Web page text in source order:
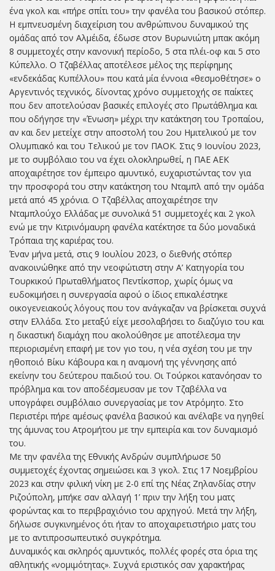
ένα γκολ και «πήρε σπίτι του» την φανέλα του βασικού στόπερ.
Η εμπνευσμένη διαχείριση του ανθρώπινου δυναμικού της
ομάδας από τον Αλμέιδα, έδωσε στον Βυρωνιώτη μπακ ακόμη
8 συμμετοχές στην κανονική περίοδο, 5 στα πλέι-οφ και 5 στο
Κύπελλο. Ο Τζαβέλλας αποτέλεσε μέλος της περίφημης
«ενδεκάδας Κυπέλλου» που κατά μία έννοια «θεσμοθέτησε» ο
Αργεντινός τεχνικός, δίνοντας χρόνο συμμετοχής σε παίκτες
που δεν αποτελούσαν βασικές επιλογές στο Πρωτάθλημα και
που οδήγησε την «Ένωση» μέχρι την κατάκτηση του Τροπαίου,
αν και δεν μετείχε στην αποστολή του 2ου Ημιτελικού με τον
Ολυμπιακό και του Τελικού με τον ΠΑΟΚ. Στις 9 Ιουνίου 2023,
με το συμβόλαιο του να έχει ολοκληρωθεί, η ΠΑΕ ΑΕΚ
αποχαιρέτησε τον έμπειρο αμυντικό, ευχαριστώντας τον για
την προσφορά του στην κατάκτηση του Νταμπλ από την ομάδα
μετά από 45 χρόνια. Ο Τζαβέλλας αποχαιρέτησε την
Νταμπλούχο Ελλάδας με συνολικά 51 συμμετοχές και 2 γκολ
ενώ με την Κιτρινόμαυρη φανέλα κατέκτησε τα δύο μοναδικά
Τρόπαια της καριέρας του.
Έναν μήνα μετά, στις 9 Ιουλίου 2023, ο διεθνής στόπερ
ανακοινώθηκε από την νεοφώτιστη στην Α’ Κατηγορία του
Τουρκικού Πρωταθλήματος Πεντίκσπορ, χωρίς όμως να
ευδοκιμήσει η συνεργασία αφού ο ίδιος επικαλέστηκε
οικογενειακούς λόγους που τον ανάγκαζαν να βρίσκεται συχνά
στην Ελλάδα. Στο μεταξύ είχε μεσολαβήσει το διαζύγιο του και
η δικαστική διαμάχη που ακολούθησε με αποτέλεσμα την
περιορισμένη επαφή με τον γιο του, η νέα σχέση του με την
ηθοποιό Βίκυ Κάβουρα και η αναμονή της γέννησης από
εκείνην του δεύτερου παιδιού του. Οι Τούρκοι κατανόησαν το
πρόβλημα και τον αποδέσμευσαν με τον Τζαβέλλα να
υπογράφει συμβόλαιο συνεργασίας με τον Ατρόμητο. Στο
Περιστέρι πήρε αμέσως φανέλα βασικού και ανέλαβε να ηγηθεί
της άμυνας του Ατρομήτου με την εμπειρία και τον δυναμισμό
του.
Με την φανέλα της Εθνικής Ανδρών συμπλήρωσε 50
συμμετοχές έχοντας σημειώσει και 3 γκολ. Στις 17 Νοεμβρίου
2023 και στην φιλική νίκη με 2-0 επί της Νέας Ζηλανδίας στην
Ριζούπολη, μπήκε σαν αλλαγή 1’ πριν την λήξη του ματς
φορώντας και το περιβραχιόνιο του αρχηγού. Μετά την λήξη,
δήλωσε συγκινημένος ότι ήταν το αποχαιρετιστήριο ματς του
με το αντιπροσωπευτικό συγκρότημα.
Δυναμικός και σκληρός αμυντικός, πολλές φορές στα όρια της
αθλητικής «νομιμότητας». Συχνά εριστικός σαν χαρακτήρας